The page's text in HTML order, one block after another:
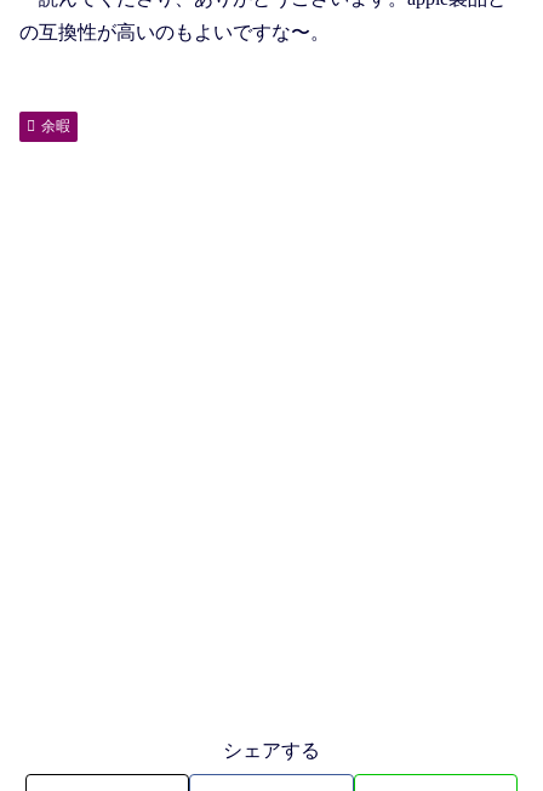
の互換性が高いのもよいですな〜。
余暇
シェアする